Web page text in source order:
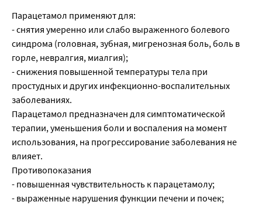
Парацетамол применяют для:
- снятия умеренно или слабо выраженного болевого
синдрома (головная, зубная, мигренозная боль, боль в
горле, невралгия, миалгия);
- снижения повышенной температуры тела при
простудных и других инфекционно-воспалительных
заболеваниях.
Парацетамол предназначен для симптоматической
терапии, уменьшения боли и воспаления на момент
использования, на прогрессирование заболевания не
влияет.
Противопоказания
- повышенная чувствительность к парацетамолу;
- выраженные нарушения функции печени и почек;